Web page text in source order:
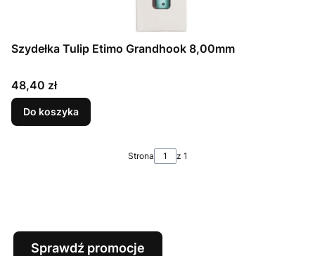
Szydełka Tulip Etimo Grandhook 8,00mm
Cena
48,40 zł
Do koszyka
Strona z 1
Sprawdź promocje